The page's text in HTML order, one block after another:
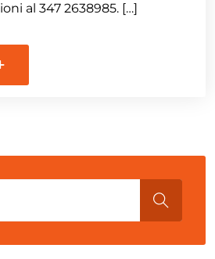
al 347 2638985. […]